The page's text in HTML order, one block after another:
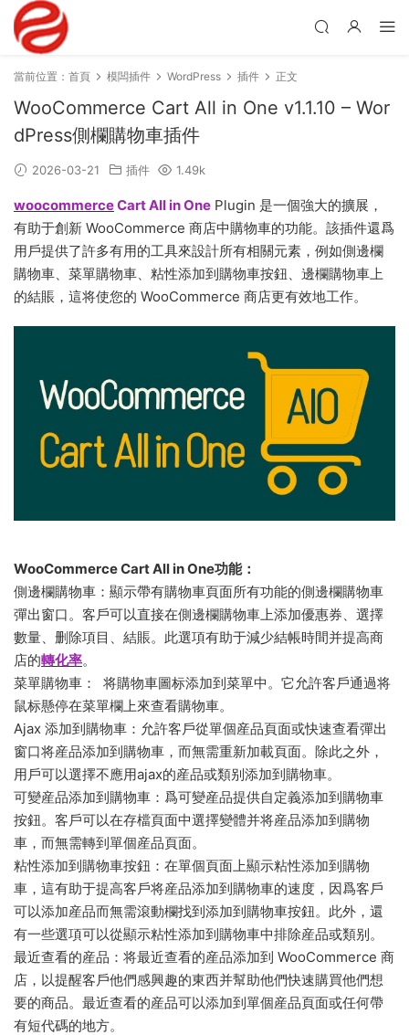
當前位置： 首頁 模闆插件 WordPress 插件 正文
WooCommerce Cart All in One v1.1.10 – Wor
dPress側欄購物車插件
2026-03-21 插件 1.49k
woocommerceCart All in One Plugin 是一個強大的擴展，
有助于創新 WooCommerce 商店中購物車的功能。該插件還爲
用戶提供了許多有用的工具來設計所有相關元素，例如側邊欄
購物車、菜單購物車、粘性添加到購物車按鈕、邊欄購物車上
的結賬，這将使您的 WooCommerce 商店更有效地工作。
WooCommerce Cart All in One功能：
側邊欄購物車：顯示帶有購物車頁面所有功能的側邊欄購物車
彈出窗口。客戶可以直接在側邊欄購物車上添加優惠券、選擇
數量、删除項目、結賬。此選項有助于減少結帳時間并提高商
店的轉化率。
菜單購物車： 将購物車圖标添加到菜單中。它允許客戶通過将
鼠标懸停在菜單欄上來查看購物車。
Ajax 添加到購物車：允許客戶從單個産品頁面或快速查看彈出
窗口将産品添加到購物車，而無需重新加載頁面。除此之外，
用戶可以選擇不應用ajax的産品或類别添加到購物車。
可變産品添加到購物車：爲可變産品提供自定義添加到購物車
按鈕。客戶可以在存檔頁面中選擇變體并将産品添加到購物
車，而無需轉到單個産品頁面。
粘性添加到購物車按鈕：在單個頁面上顯示粘性添加到購物
車，這有助于提高客戶将産品添加到購物車的速度，因爲客戶
可以添加産品而無需滾動欄找到添加到購物車按鈕。此外，還
有一些選項可以從顯示粘性添加到購物車中排除産品或類别。
最近查看的産品：将最近查看的産品添加到 WooCommerce 商
店，以提醒客戶他們感興趣的東西并幫助他們快速購買他們想
要的商品。最近查看的産品可以添加到單個産品頁面或任何帶
有短代碼的地方。